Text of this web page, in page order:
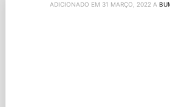
ADICIONADO EM 31 MARÇO, 2022 A